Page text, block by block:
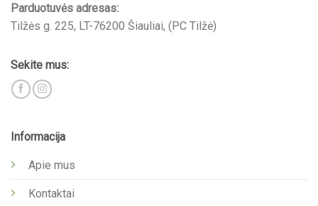
Informacija
Apie mus
Kontaktai
Parduotuvės adresas:
Tilžės g. 225, LT-76200 Šiauliai, (PC Tilžė)
Sekite mus: